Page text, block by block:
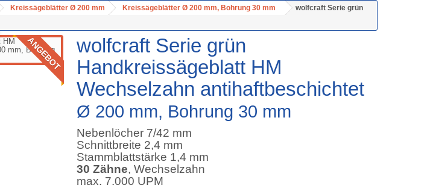
Kreissägeblätter Ø 200 mm Kreissägeblätter Ø 200 mm, Bohrung 30 mm
wolfcraft Serie grün
ANGEBOT
wolfcraft Serie grün
Handkreissägeblatt HM
Wechselzahn antihaftbeschichtet
Ø 200 mm, Bohrung 30 mm
Nebenlöcher 7/42 mm
Schnittbreite 2,4 mm
Stammblattstärke 1,4 mm
30 Zähne, Wechselzahn
max. 7.000 UPM